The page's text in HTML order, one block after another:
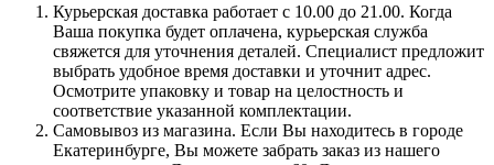
Курьерская доставка работает с 10.00 до 21.00. Когда
Ваша покупка будет оплачена, курьерская служба
свяжется для уточнения деталей. Специалист предложит
выбрать удобное время доставки и уточнит адрес.
Осмотрите упаковку и товар на целостность и
соответствие указанной комплектации.
Самовывоз из магазина. Если Вы находитесь в городе
Екатеринбурге, Вы можете забрать заказ из нашего